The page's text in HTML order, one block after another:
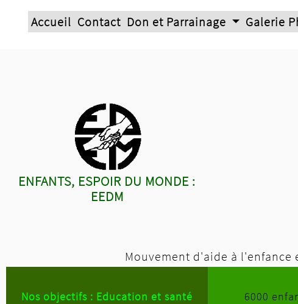
Accueil Contact Don et Parrainage Galerie
ENFANTS, ESPOIR DU MONDE :
EEDM
Mouvement d'aide à
Nos objectifs : Education et santé 6000